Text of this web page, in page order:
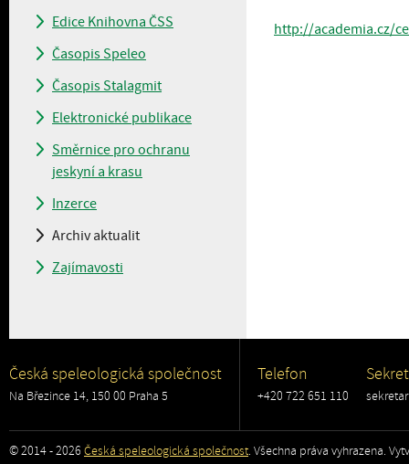
Edice Knihovna ČSS
Časopis Speleo
Časopis Stalagmit
Elektronické publikace
Směrnice pro ochranu
jeskyní a krasu
Inzerce
Archiv aktualit
Zajímavosti
http://academia.cz/
Česká speleologická společnost
Na Březince 14, 150 00 Praha 5
Telefon
+420 722 651 110
© 2014 - 2026 Česká speleologická společnost. Všechna práva vyhrazena.